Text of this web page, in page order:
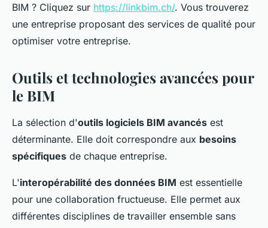
BIM ? Cliquez sur https://linkbim.ch/. Vous trouverez
une entreprise proposant des services de qualité pour
optimiser votre entreprise.
Outils et technologies avancées pour
le BIM
La sélection d'outils logiciels BIM avancés est
déterminante. Elle doit correspondre aux besoins
spécifiques de chaque entreprise.
L'interopérabilité des données BIM est essentielle
pour une collaboration fructueuse. Elle permet aux
différentes disciplines de travailler ensemble sans